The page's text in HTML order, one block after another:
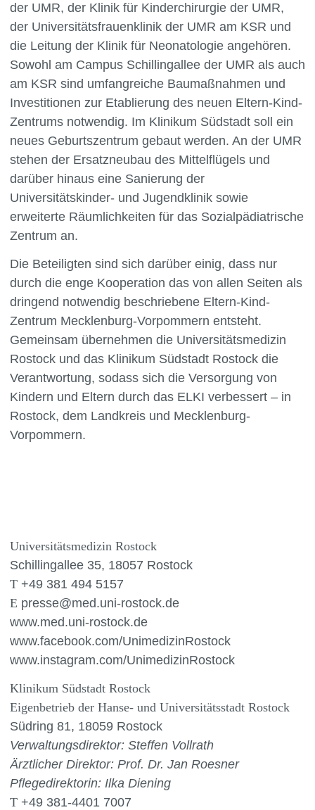
der UMR, der Klinik für Kinderchirurgie der UMR,
der Universitätsfrauenklinik der UMR am KSR und
die Leitung der Klinik für Neonatologie angehören.
Sowohl am Campus Schillingallee der UMR als auch
am KSR sind umfangreiche Baumaßnahmen und
Investitionen zur Etablierung des neuen Eltern-Kind-
Zentrums notwendig. Im Klinikum Südstadt soll ein
neues Geburtszentrum gebaut werden. An der UMR
stehen der Ersatzneubau des Mittelflügels und
darüber hinaus eine Sanierung der
Universitätskinder- und Jugendklinik sowie
erweiterte Räumlichkeiten für das Sozialpädiatrische
Zentrum an.
Die Beteiligten sind sich darüber einig, dass nur
durch die enge Kooperation das von allen Seiten als
dringend notwendig beschriebene Eltern-Kind-
Zentrum Mecklenburg-Vorpommern entsteht.
Gemeinsam übernehmen die Universitätsmedizin
Rostock und das Klinikum Südstadt Rostock die
Verantwortung, sodass sich die Versorgung von
Kindern und Eltern durch das ELKI verbessert – in
Rostock, dem Landkreis und Mecklenburg-
Vorpommern.
Universitätsmedizin Rostock
Schillingallee 35, 18057 Rostock
T +49 381 494 5157
E presse@med.uni-rostock.de
www.med.uni-rostock.de
www.facebook.com/UnimedizinRostock
www.instagram.com/UnimedizinRostock
Klinikum Südstadt Rostock
Eigenbetrieb der Hanse- und Universitätsstadt Rostock
Südring 81, 18059 Rostock
Verwaltungsdirektor: Steffen Vollrath
Ärztlicher Direktor: Prof. Dr. Jan Roesner
Pflegedirektorin: Ilka Diening
T +49 381-4401 7007